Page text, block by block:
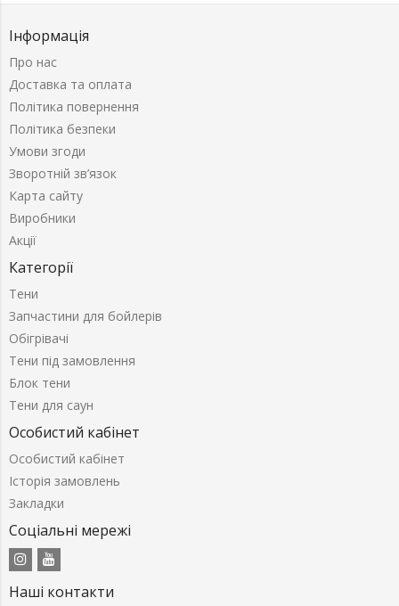
Інформація
Про нас
Доставка та оплата
Політика повернення
Політика безпеки
Умови згоди
Зворотній зв’язок
Карта сайту
Виробники
Акції
Категорії
Тени
Запчастини для бойлерів
Обігрівачі
Тени під замовлення
Блок тени
Тени для саун
Особистий кабінет
Особистий кабінет
Історія замовлень
Закладки
Соціальні мережі
Наші контакти